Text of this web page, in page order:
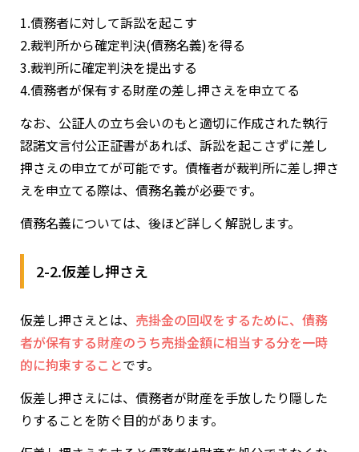
1.債務者に対して訴訟を起こす
2.裁判所から確定判決(債務名義)を得る
3.裁判所に確定判決を提出する
4.債務者が保有する財産の差し押さえを申立てる
なお、公証人の立ち会いのもと適切に作成された執行
認諾文言付公正証書があれば、訴訟を起こさずに差し
押さえの申立てが可能です。債権者が裁判所に差し押さ
えを申立てる際は、債務名義が必要です。
債務名義については、後ほど詳しく解説します。
2-2.仮差し押さえ
仮差し押さえとは、 売掛金の回収をするために、債務
者が保有する財産のうち売掛金額に相当する分を一時
的に拘束することです。
仮差し押さえには、債務者が財産を手放したり隠した
りすることを防ぐ目的があります。